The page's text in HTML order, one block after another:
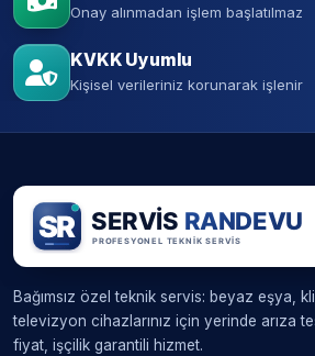
Onay alınmadan işlem başlatılmaz
KVKK Uyumlu
Kişisel verileriniz korunarak işlenir
Bağımsız özel teknik servis: beyaz eşya,
televizyon cihazlarınız için yerinde arıza
fiyat, işçilik garantili hizmet.